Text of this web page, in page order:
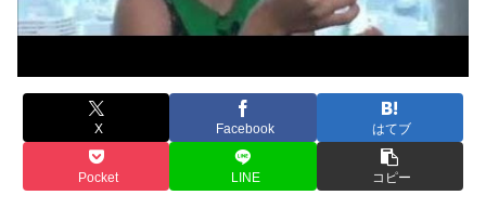
X Facebook はてブ
Pocket LINE コピー